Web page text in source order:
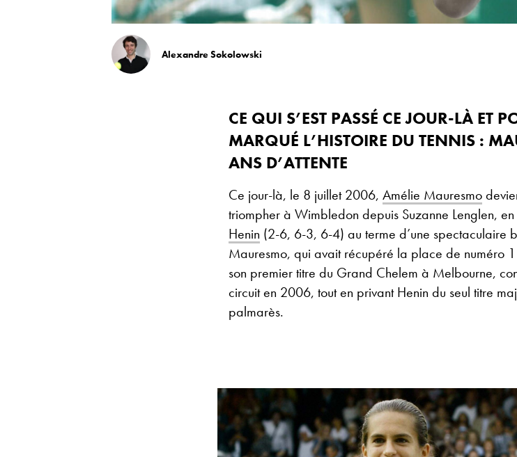
Alexandre Sokolowski
CE QUI S’EST PASSÉ CE JOUR-LÀ ET
MARQUÉ L’HISTOIRE DU TENNIS :
ANS D’ATTENTE
Ce jour-là, le 8 juillet 2006, Amélie Mauresmo
triompher à Wimbledon depuis Suzanne Lenglen,
Henin (2-6, 6-3, 6-4) au terme d’une spectaculaire
Mauresmo, qui avait récupéré la place de numéro
son premier titre du Grand Chelem à Melbourne,
circuit en 2006, tout en privant Henin du seul titre
palmarès.